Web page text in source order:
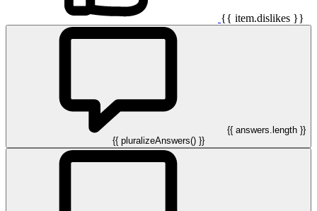
{{ item.dislikes }}
{{ answers.length }}
{{ pluralizeAnswers() }}